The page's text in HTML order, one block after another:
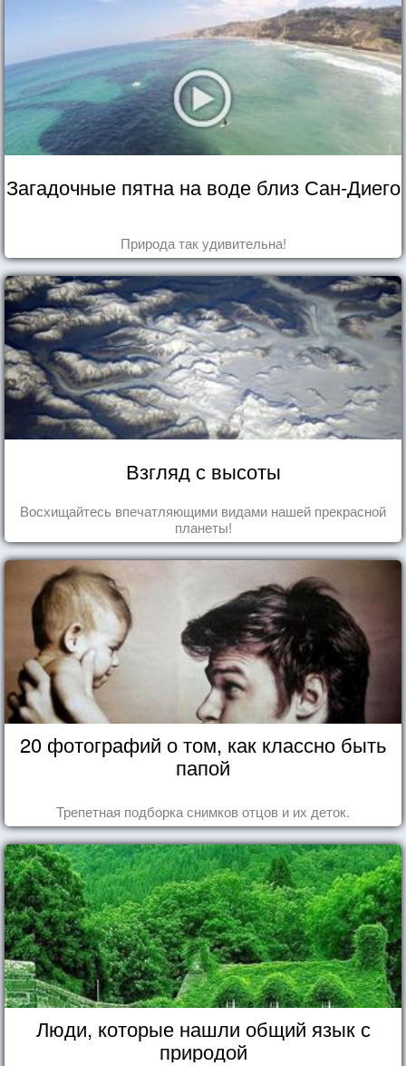
Загадочные пятна на воде близ Сан-Диего
Природа так удивительна!
Взгляд с высоты
Восхищайтесь впечатляющими видами нашей прекрасной
планеты!
20 фотографий о том, как классно быть
папой
Трепетная подборка снимков отцов и их деток.
Люди, которые нашли общий язык с
природой